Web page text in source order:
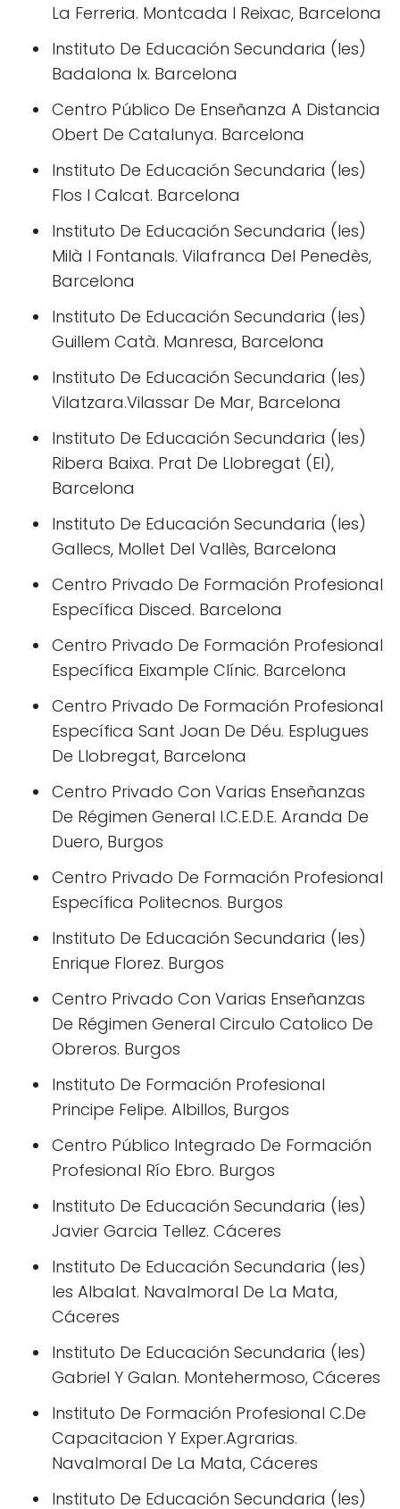
La Ferreria. Montcada I Reixac, Barcelona
Instituto De Educación Secundaria (Ies)
Badalona Ix. Barcelona
Centro Público De Enseñanza A Distancia
Obert De Catalunya. Barcelona
Instituto De Educación Secundaria (Ies)
Flos I Calcat. Barcelona
Instituto De Educación Secundaria (Ies)
Milà I Fontanals. Vilafranca Del Penedès,
Barcelona
Instituto De Educación Secundaria (Ies)
Guillem Catà. Manresa, Barcelona
Instituto De Educación Secundaria (Ies)
Vilatzara.Vilassar De Mar, Barcelona
Instituto De Educación Secundaria (Ies)
Ribera Baixa. Prat De Llobregat (El),
Barcelona
Instituto De Educación Secundaria (Ies)
Gallecs, Mollet Del Vallès, Barcelona
Centro Privado De Formación Profesional
Específica Disced. Barcelona
Centro Privado De Formación Profesional
Específica Eixample Clínic. Barcelona
Centro Privado De Formación Profesional
Específica Sant Joan De Déu. Esplugues
De Llobregat, Barcelona
Centro Privado Con Varias Enseñanzas
De Régimen General I.C.E.D.E. Aranda De
Duero, Burgos
Centro Privado De Formación Profesional
Específica Politecnos. Burgos
Instituto De Educación Secundaria (Ies)
Enrique Florez. Burgos
Centro Privado Con Varias Enseñanzas
De Régimen General Circulo Catolico De
Obreros. Burgos
Instituto De Formación Profesional
Principe Felipe. Albillos, Burgos
Centro Público Integrado De Formación
Profesional Río Ebro. Burgos
Instituto De Educación Secundaria (Ies)
Javier Garcia Tellez. Cáceres
Instituto De Educación Secundaria (Ies)
Ies Albalat. Navalmoral De La Mata,
Cáceres
Instituto De Educación Secundaria (Ies)
Gabriel Y Galan. Montehermoso, Cáceres
Instituto De Formación Profesional C.De
Capacitacion Y Exper.Agrarias.
Navalmoral De La Mata, Cáceres
Instituto De Educación Secundaria (Ies)